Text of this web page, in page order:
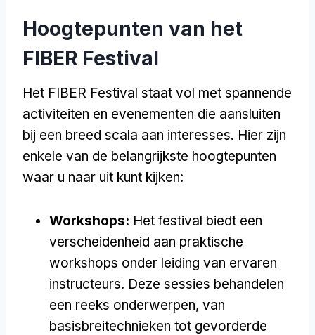
Hoogtepunten van het
FIBER Festival
Het FIBER Festival staat vol met spannende
activiteiten en evenementen die aansluiten
bij een breed scala aan interesses. Hier zijn
enkele van de belangrijkste hoogtepunten
waar u naar uit kunt kijken:
Workshops: Het festival biedt een
verscheidenheid aan praktische
workshops onder leiding van ervaren
instructeurs. Deze sessies behandelen
een reeks onderwerpen, van
basisbreitechnieken tot gevorderde